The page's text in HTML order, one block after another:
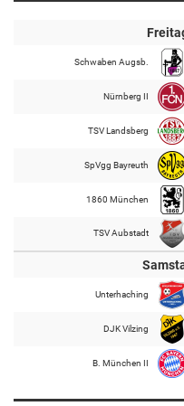
Schwaben Augsb.
Nürnberg II
TSV Landsberg
SpVgg Bayreuth
1860 München
TSV Aubstadt
Unterhaching
DJK Vilzing
B. München II